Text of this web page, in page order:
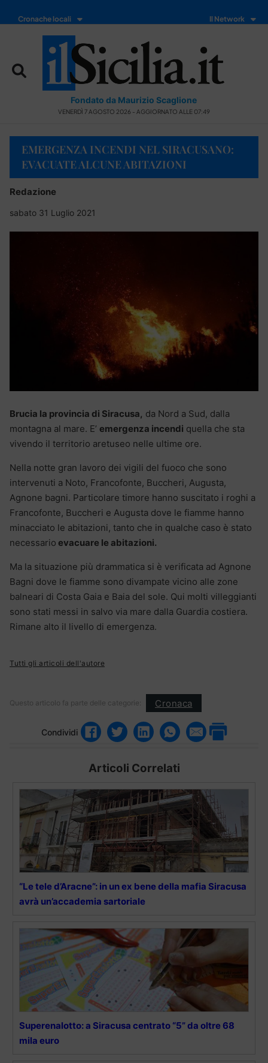
Cronache locali Il Network
Fondato da Maurizio Scaglione
VENERDÌ 7 AGOSTO 2026 - AGGIORNATO ALLE 07:49
EMERGENZA INCENDI NEL SIRACUSANO:
EVACUATE ALCUNE ABITAZIONI
Redazione
sabato 31 Luglio 2021
Brucia la provincia di Siracusa, da Nord a Sud, dalla
montagna al mare. E’ emergenza incendi quella che sta
vivendo il territorio aretuseo nelle ultime ore.
Nella notte gran lavoro dei vigili del fuoco che sono
intervenuti a Noto, Francofonte, Buccheri, Augusta,
Agnone bagni. Particolare timore hanno suscitato i roghi a
Francofonte, Buccheri e Augusta dove le fiamme hanno
minacciato le abitazioni, tanto che in qualche caso è stato
necessario evacuare le abitazioni.
Ma la situazione più drammatica si è verificata ad Agnone
Bagni dove le fiamme sono divampate vicino alle zone
balneari di Costa Gaia e Baia del sole. Qui molti villeggianti
sono stati messi in salvo via mare dalla Guardia costiera.
Rimane alto il livello di emergenza.
Tutti gli articoli dell'autore
Questo articolo fa parte delle categorie: Cronaca
Condividi
Articoli Correlati
“Le tele d’Aracne”: in un ex bene della mafia Siracusa
avrà un’accademia sartoriale
Superenalotto: a Siracusa centrato “5” da oltre 68
mila euro